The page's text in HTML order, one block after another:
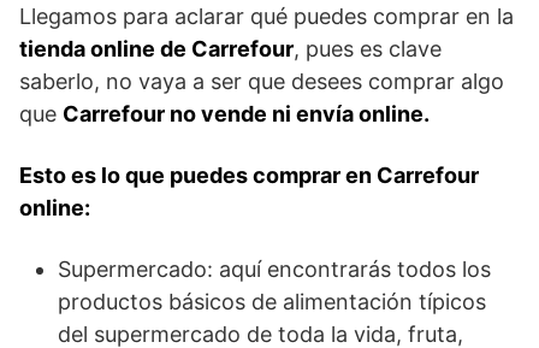
Llegamos para aclarar qué puedes comprar en la
tienda online de Carrefour, pues es clave
saberlo, no vaya a ser que desees comprar algo
que Carrefour no vende ni envía online.
Esto es lo que puedes comprar en Carrefour
online:
Supermercado: aquí encontrarás todos los
productos básicos de alimentación típicos
del supermercado de toda la vida, fruta,